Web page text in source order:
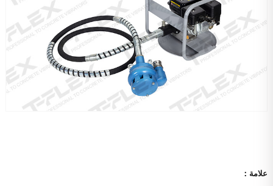
علامة：